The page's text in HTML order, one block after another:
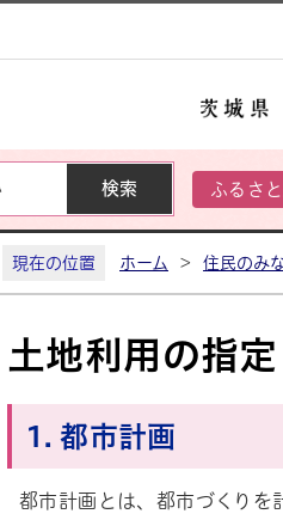
公式チャンネル
ふるさ
現在の位置 ホーム > 住民のみ
土地利用の指定
1. 都市計画
都市計画とは、都市づくりを